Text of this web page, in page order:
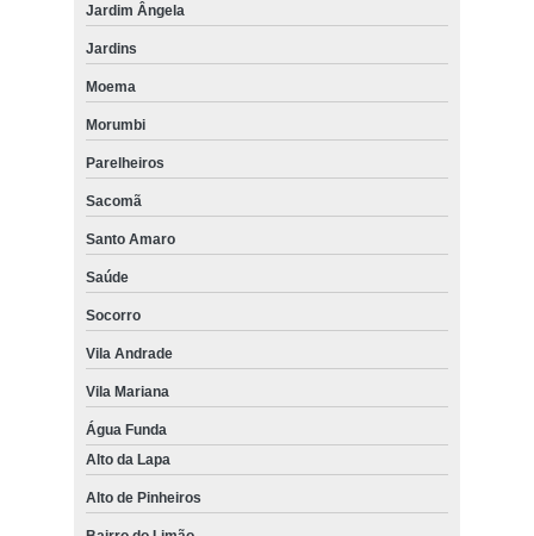
Jardim Ângela
Jardins
Moema
Morumbi
Parelheiros
Sacomã
Santo Amaro
Saúde
Socorro
Vila Andrade
Vila Mariana
Água Funda
Alto da Lapa
Alto de Pinheiros